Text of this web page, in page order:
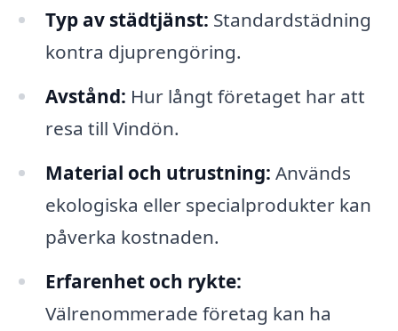
Typ av städtjänst: Standardstädning
kontra djuprengöring.
Avstånd: Hur långt företaget har att
resa till Vindön.
Material och utrustning: Används
ekologiska eller specialprodukter kan
påverka kostnaden.
Erfarenhet och rykte:
Välrenommerade företag kan ha